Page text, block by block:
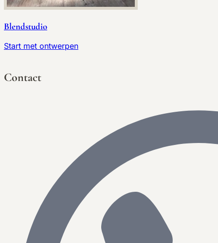
Blendstudio
Start met ontwerpen
Contact